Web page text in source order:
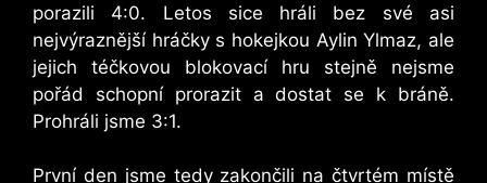
porazili 4:0. Letos sice hráli bez své asi
nejvýraznější hráčky s hokejkou Aylin Ylmaz, ale
jejich téčkovou blokovací hru stejně nejsme
pořád schopní prorazit a dostat se k bráně.
Prohráli jsme 3:1.
První den jsme tedy zakončili na čtvrtém místě